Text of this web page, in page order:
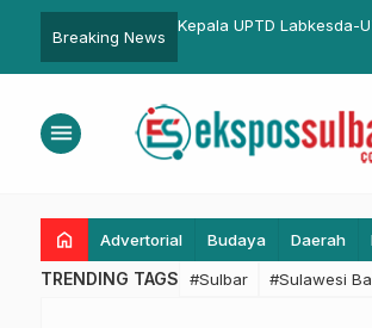
Breaking News
Dinas Perkimtanhub
pada Sinergi
Kepala UPTD Labkesda-
Pemeriksaan
Transfusi Darah
menu
home Advertorial Budaya Daerah
TRENDING TAGS #Sulbar #Sulawesi